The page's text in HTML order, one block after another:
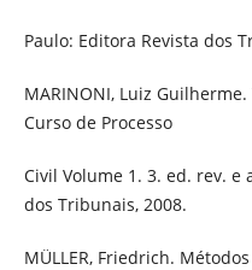
Paulo: Editora Revista dos
MARINONI, Luiz
Curso de Processo
Civil Volume 1. 3. ed. rev. e
dos Tribunais, 2008.
MÜLLER, Friedrich.